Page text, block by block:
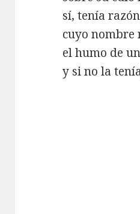
sí, tenía
cuyo nombre
el humo de
y si no la